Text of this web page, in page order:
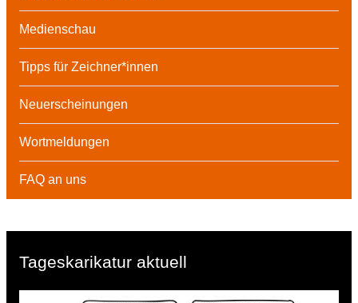
Medienschau
Tipps für Zeichner*innen
Neuerscheinungen
Wortmeldungen
FAQ an uns
Tageskarikatur aktuell